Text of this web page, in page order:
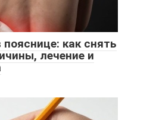
как снять
лечение и